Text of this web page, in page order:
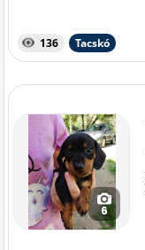
136 Tacskó
6